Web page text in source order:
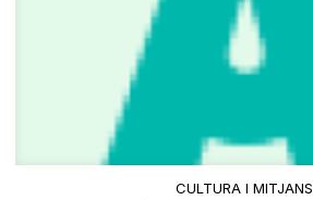
CULTURA I MITJANS